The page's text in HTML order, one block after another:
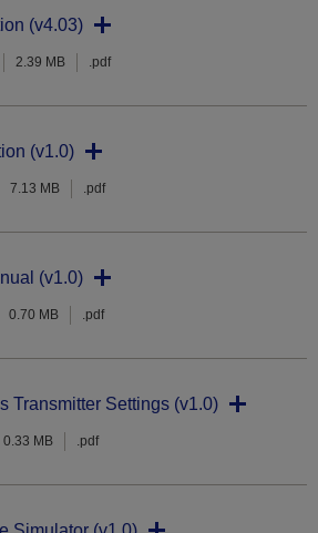
(v4.03)
2.39 MB .pdf
(v1.0)
7.13 MB .pdf
(v1.0)
0.70 MB .pdf
Transmitter Settings (v1.0)
0.33 MB .pdf